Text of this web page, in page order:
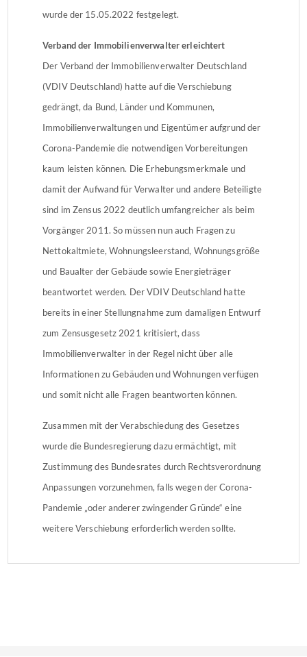
wurde der 15.05.2022 festgelegt.
Verband der Immobilienverwalter erleichtert
Der Verband der Immobilienverwalter Deutschland
(VDIV Deutschland) hatte auf die Verschiebung
gedrängt, da Bund, Länder und Kommunen,
Immobilienverwaltungen und Eigentümer aufgrund der
Corona-Pandemie die notwendigen Vorbereitungen
kaum leisten können. Die Erhebungsmerkmale und
damit der Aufwand für Verwalter und andere Beteiligte
sind im Zensus 2022 deutlich umfangreicher als beim
Vorgänger 2011. So müssen nun auch Fragen zu
Nettokaltmiete, Wohnungsleerstand, Wohnungsgröße
und Baualter der Gebäude sowie Energieträger
beantwortet werden. Der VDIV Deutschland hatte
bereits in einer Stellungnahme zum damaligen Entwurf
zum Zensusgesetz 2021 kritisiert, dass
Immobilienverwalter in der Regel nicht über alle
Informationen zu Gebäuden und Wohnungen verfügen
und somit nicht alle Fragen beantworten können.
Zusammen mit der Verabschiedung des Gesetzes
wurde die Bundesregierung dazu ermächtigt, mit
Zustimmung des Bundesrates durch Rechtsverordnung
Anpassungen vorzunehmen, falls wegen der Corona-
Pandemie „oder anderer zwingender Gründe“ eine
weitere Verschiebung erforderlich werden sollte.